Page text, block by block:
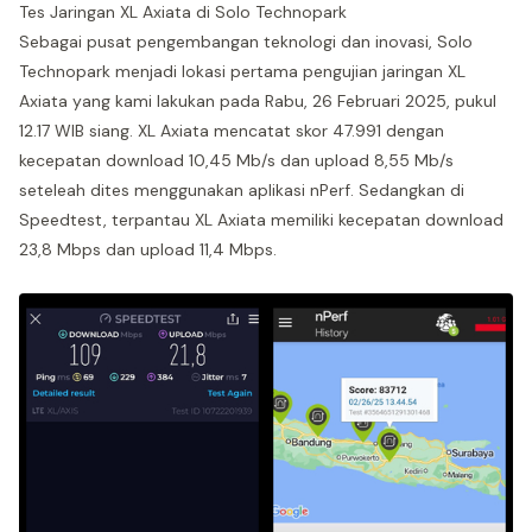
Tes Jaringan XL Axiata di Solo Technopark
Sebagai pusat pengembangan teknologi dan inovasi, Solo
Technopark menjadi lokasi pertama pengujian jaringan XL
Axiata yang kami lakukan pada Rabu, 26 Februari 2025, pukul
12.17 WIB siang. XL Axiata mencatat skor 47.991 dengan
kecepatan download 10,45 Mb/s dan upload 8,55 Mb/s
seteleah dites menggunakan aplikasi nPerf. Sedangkan di
Speedtest, terpantau XL Axiata memiliki kecepatan download
23,8 Mbps dan upload 11,4 Mbps.